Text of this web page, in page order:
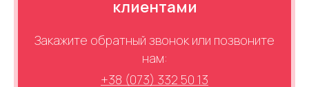
клиентами
Закажите обратный звонок или позвоните
нам:
+38 (073) 332 50 13
Написать партнеру
Заказать звонок
Заказать интеграцию
Заказать Тест Драйв
помощь
с выбором?